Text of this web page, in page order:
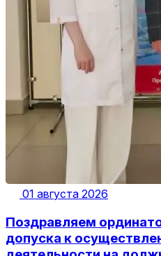
01 августа 2026
Поздравляем
допуска к